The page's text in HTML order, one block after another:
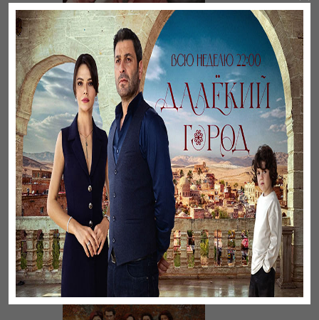
Әңгімесі ауылдың…
Ветреный